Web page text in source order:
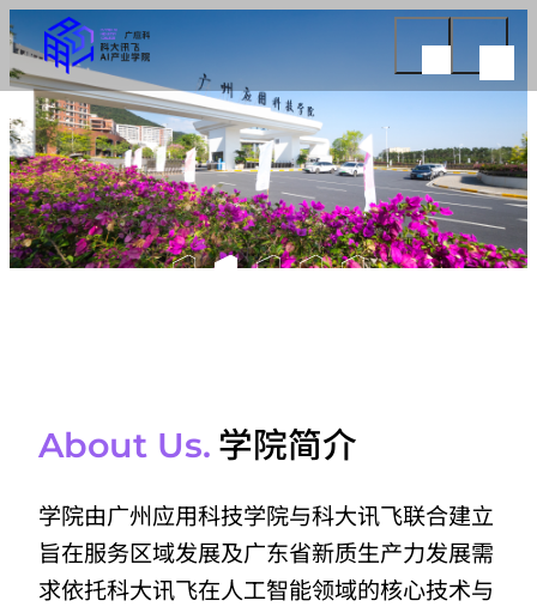
About Us. 学院简介
学院由广州应用科技学院与科大讯飞联合建立
旨在服务区域发展及广东省新质生产力发展需
求依托科大讯飞在人工智能领域的核心技术与